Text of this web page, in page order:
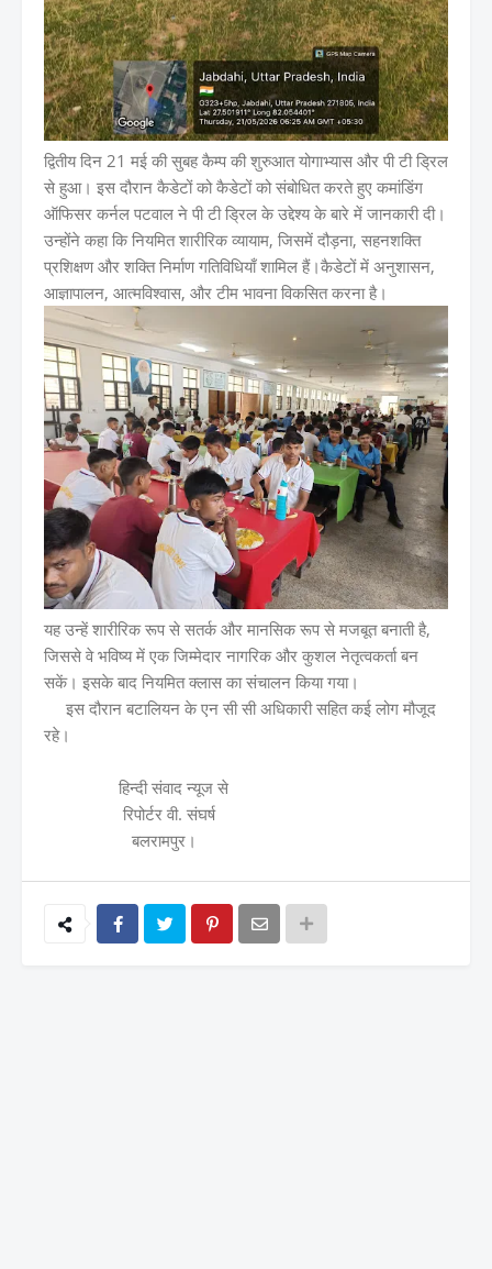
द्वितीय दिन 21 मई की सुबह कैम्प की शुरुआत योगाभ्यास और पी टी ड्रिल
से हुआ। इस दौरान कैडेटों को कैडेटों को संबोधित करते हुए कमांडिंग
ऑफिसर कर्नल पटवाल ने पी टी ड्रिल के उद्देश्य के बारे में जानकारी दी।
उन्होंने कहा कि नियमित शारीरिक व्यायाम, जिसमें दौड़ना, सहनशक्ति
प्रशिक्षण और शक्ति निर्माण गतिविधियाँ शामिल हैं।कैडेटों में अनुशासन,
आज्ञापालन, आत्मविश्वास, और टीम भावना विकसित करना है।
यह उन्हें शारीरिक रूप से सतर्क और मानसिक रूप से मजबूत बनाती है,
जिससे वे भविष्य में एक जिम्मेदार नागरिक और कुशल नेतृत्वकर्ता बन
सकें। इसके बाद नियमित क्लास का संचालन किया गया।
इस दौरान बटालियन के एन सी सी अधिकारी सहित कई लोग मौजूद
रहे।
हिन्दी संवाद न्यूज से
रिपोर्टर वी. संघर्ष
बलरामपुर।